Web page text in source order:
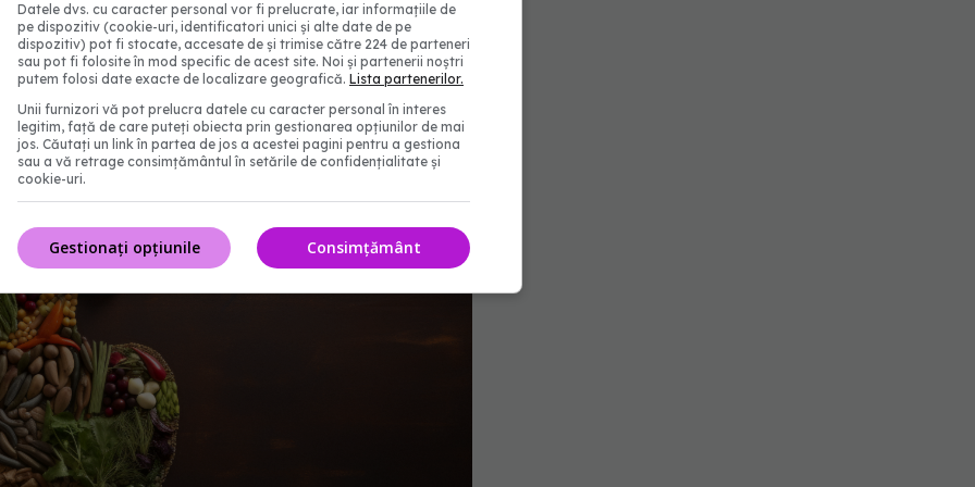
de risc major pentru cancerul de colon. Scad
de energie
Datele dvs. cu caracter personal vor fi prelucrate, iar informațiile de
pe dispozitiv (cookie-uri, identificatori unici și alte date de pe
dispozitiv) pot fi stocate, accesate de și trimise către 224 de parteneri
sau pot fi folosite în mod specific de acest site. Noi și partenerii noștri
putem folosi date exacte de localizare geografică. Lista partenerilor.
Unii furnizori vă pot prelucra datele cu caracter personal în interes
legitim, față de care puteți obiecta prin gestionarea opțiunilor de mai
jos. Căutați un link în partea de jos a acestei pagini pentru a gestiona
sau a vă retrage consimțământul în setările de confidențialitate și
cookie-uri.
Consimțământ
Gestionați opțiunile